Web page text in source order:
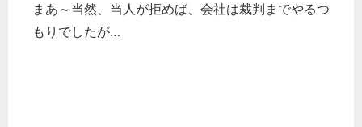
まあ～当然、当人が拒めば、会社は裁判までやるつ
もりでしたが…